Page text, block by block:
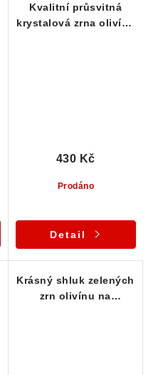
Kvalitní průsvitná
krystalová zrna olivínu
Prodáno
430 Kč
Detail
Krásný shluk zelených
zrn olivínu na